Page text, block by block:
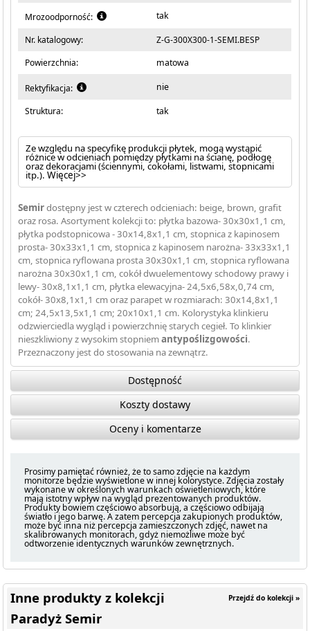
Mrozoodporność: tak
Nr. katalogowy:
Z-G-300X300-1-SEMI.BESP
Powierzchnia:
matowa
Rektyfikacja: nie
Struktura: tak
Ze względu na specyfikę produkcji płytek, mogą wystąpić
różnice w odcieniach pomiędzy płytkami na ścianę, podłogę
oraz dekoracjami (ściennymi, cokołami, listwami, stopnicami
itp.).Więcej>>
Semirdostępny jest w czterech odcieniach: beige, brown, grafit
oraz rosa. Asortyment kolekcji to: płytka bazowa- 30x30x1,1 cm,
płytka podstopnicowa - 30x14,8x1,1 cm, stopnica z kapinosem
prosta- 30x33x1,1 cm, stopnica z kapinosem narożna- 33x33x1,1
cm, stopnica ryflowana prosta 30x30x1,1 cm, stopnica ryflowana
narożna 30x30x1,1 cm, cokół dwuelementowy schodowy prawy i
lewy- 30x8,1x1,1 cm, płytka elewacyjna- 24,5x6,58x,0,74 cm,
cokół- 30x8,1x1,1 cm oraz parapet w rozmiarach: 30x14,8x1,1
cm; 24,5x13,5x1,1 cm; 20x10x1,1 cm. Kolorystyka klinkieru
odzwierciedla wygląd i powierzchnię starych cegieł. To klinkier
nieszkliwiony z wysokim stopniemantypoślizgowości.
Przeznaczony jest do stosowania na zewnątrz.
Dostępność
Koszty dostawy
Oceny i komentarze
Prosimy pamiętać również, że to samo zdjęcie na każdym
monitorze będzie wyświetlone w innej kolorystyce. Zdjęcia zostały
wykonane w określonych warunkach oświetleniowych, które
mają istotny wpływ na wygląd prezentowanych produktów.
Produkty bowiem częściowo absorbują, a częściowo odbijają
światło i jego barwę. A zatem percepcja zakupionych produktów,
może być inna niż percepcja zamieszczonych zdjęć, nawet na
skalibrowanych monitorach, gdyż niemożliwe może być
odtworzenie identycznych warunków zewnętrznych.
Przejdź do kolekcji »
Inne produkty z kolekcji
Paradyż Semir